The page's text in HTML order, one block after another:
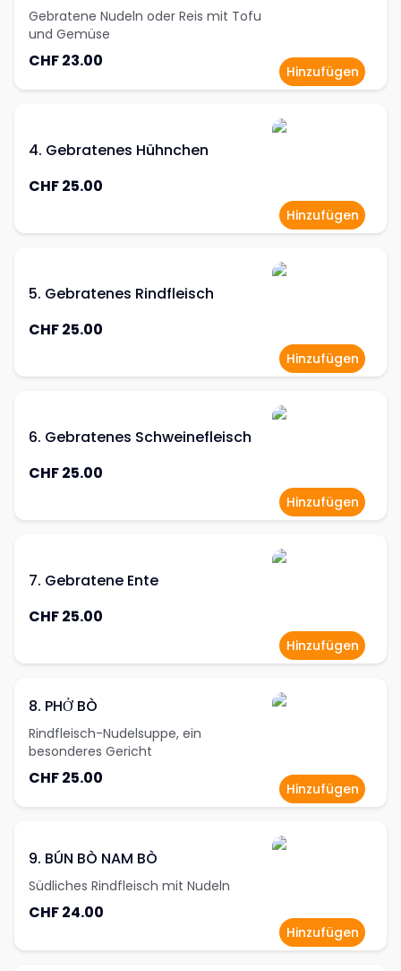
Gebratene Nudeln oder Reis mit Tofu
und Gemüse
CHF 23.00
Hinzufügen
4. Gebratenes Hühnchen
CHF 25.00
Hinzufügen
5. Gebratenes Rindfleisch
CHF 25.00
Hinzufügen
6. Gebratenes Schweinefleisch
CHF 25.00
Hinzufügen
7. Gebratene Ente
CHF 25.00
Hinzufügen
8. PHỞ BÒ
Rindfleisch-Nudelsuppe, ein
besonderes Gericht
CHF 25.00
Hinzufügen
9. BÚN BÒ NAM BÒ
Südliches Rindfleisch mit Nudeln
CHF 24.00
Hinzufügen